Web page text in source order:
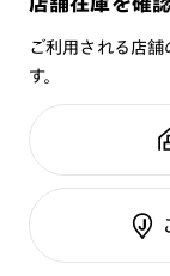
シリーズ：
性別：
鼻パッド：
可視光調光UVダ
可視光調光SCREEN
調光レンズ
調光UVダブルカ
調光SCREEN
くもり止めレンズ
カラーレンズ：ダ
全国の店舗で
修理のご相談
ご利用ガイド
ご利用される店
す。